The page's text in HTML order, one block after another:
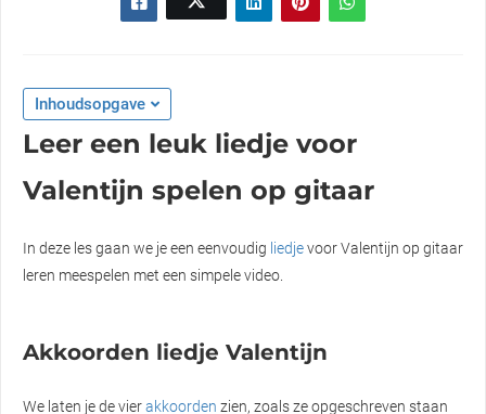
Inhoudsopgave
Leer een leuk liedje voor
Valentijn spelen op gitaar
In deze les gaan we je een eenvoudig liedjevoor Valentijn op gitaar
leren meespelen met een simpele video.
Akkoorden liedje Valentijn
We laten je de vierakkoorden zien, zoals ze opgeschreven staan